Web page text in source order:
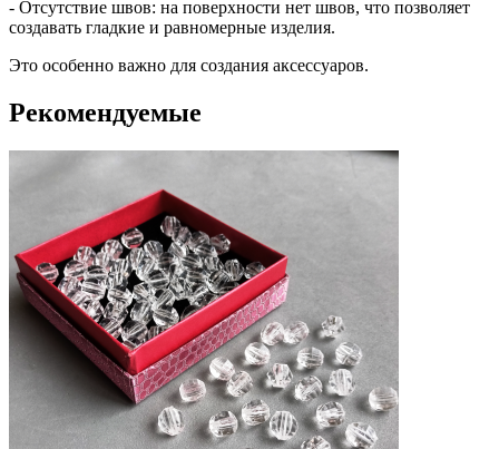
- Отсутствие швов: на поверхности нет швов, что позволяет
создавать гладкие и равномерные изделия.
Это особенно важно для создания аксессуаров.
Рекомендуемые